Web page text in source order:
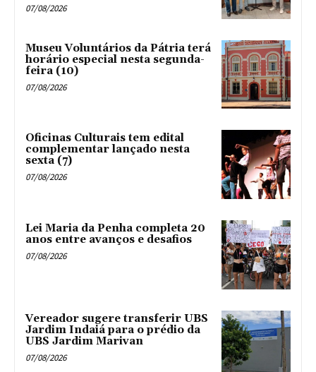
07/08/2026
Museu Voluntários da Pátria terá
horário especial nesta segunda-
feira (10)
07/08/2026
Oficinas Culturais tem edital
complementar lançado nesta
sexta (7)
07/08/2026
Lei Maria da Penha completa 20
anos entre avanços e desafios
07/08/2026
Vereador sugere transferir UBS
Jardim Indaiá para o prédio da
UBS Jardim Marivan
07/08/2026